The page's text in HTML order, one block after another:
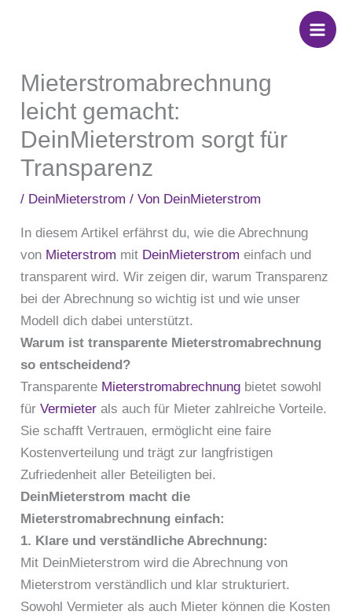
Mieterstromabrechnung
leicht gemacht:
DeinMieterstrom sorgt für
Transparenz
/ DeinMieterstrom / Von DeinMieterstrom
In diesem Artikel erfährst du, wie die Abrechnung
von Mieterstrom mit DeinMieterstrom einfach und
transparent wird. Wir zeigen dir, warum Transparenz
bei der Abrechnung so wichtig ist und wie unser
Modell dich dabei unterstützt.
Warum ist transparente Mieterstromabrechnung
so entscheidend?
Transparente Mieterstromabrechnung bietet sowohl
fürVermieter als auch für Mieter zahlreiche Vorteile.
Sie schafft Vertrauen, ermöglicht eine faire
Kostenverteilung und trägt zur langfristigen
Zufriedenheit aller Beteiligten bei.
DeinMieterstrom macht die
Mieterstromabrechnung einfach:
1. Klare und verständliche Abrechnung:
Mit DeinMieterstrom wird die Abrechnung von
Mieterstrom verständlich und klar strukturiert.
Sowohl Vermieter als auch Mieter können die Kosten